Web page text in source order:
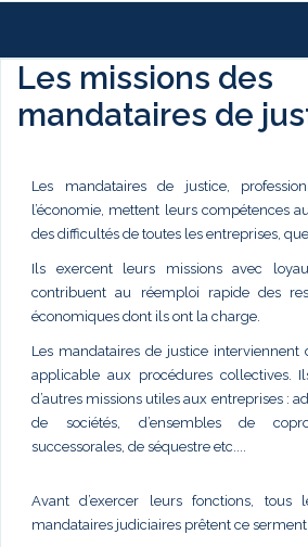
Les missions des
mandataires de
Les mandataires de justice,
l’économie, mettent leurs compétences
des difficultés de toutes les entreprises,
Ils exercent leurs missions avec
contribuent au réemploi rapide des
économiques dont ils ont la charge.
Les mandataires de justice
applicable aux procédures collectives.
d’autres missions utiles aux entreprises :
de sociétés, d’ensembles de
successorales, de séquestre etc....
Avant d’exercer leurs fonctions, tous
mandataires judiciaires prêtent ce serment